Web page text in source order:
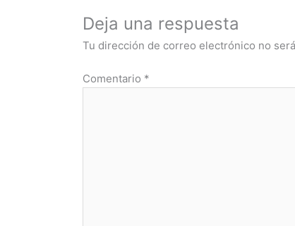
Deja una respuesta
Tu dirección de correo electrónico no
Comentario *